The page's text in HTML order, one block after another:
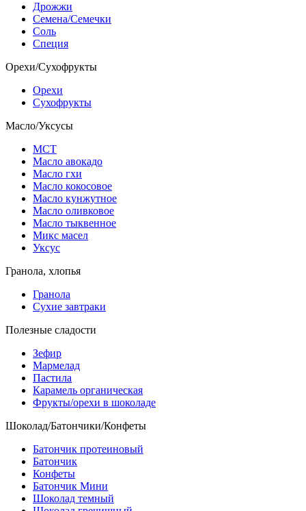
Дрожжи
Семена/Семечки
Соль
Специя
Орехи/Сухофрукты
Орехи
Сухофрукты
Масло/Уксусы
МСТ
Масло авокадо
Масло гхи
Масло кокосовое
Масло кунжутное
Масло оливковое
Масло тыквенное
Микс масел
Уксус
Гранола, хлопья
Гранола
Сухие завтраки
Полезные сладости
Зефир
Мармелад
Пастила
Карамель органическая
Фрукты/орехи в шоколаде
Шоколад/Батончики/Конфеты
Батончик протеиновый
Батончик
Конфеты
Батончик Мини
Шоколад темный